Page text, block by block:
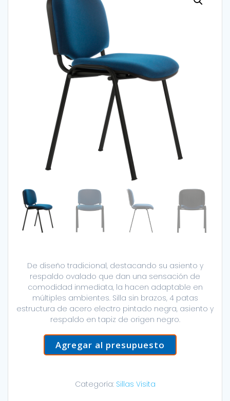
De diseño tradicional, destacando su asiento y
respaldo ovalado que dan una sensación de
comodidad inmediata, la hacen adaptable en
múltiples ambientes. Silla sin brazos, 4 patas
estructura de acero electro pintado negra, asiento y
respaldo en tapiz de origen negro.
Agregar al presupuesto
Categoría: Sillas Visita